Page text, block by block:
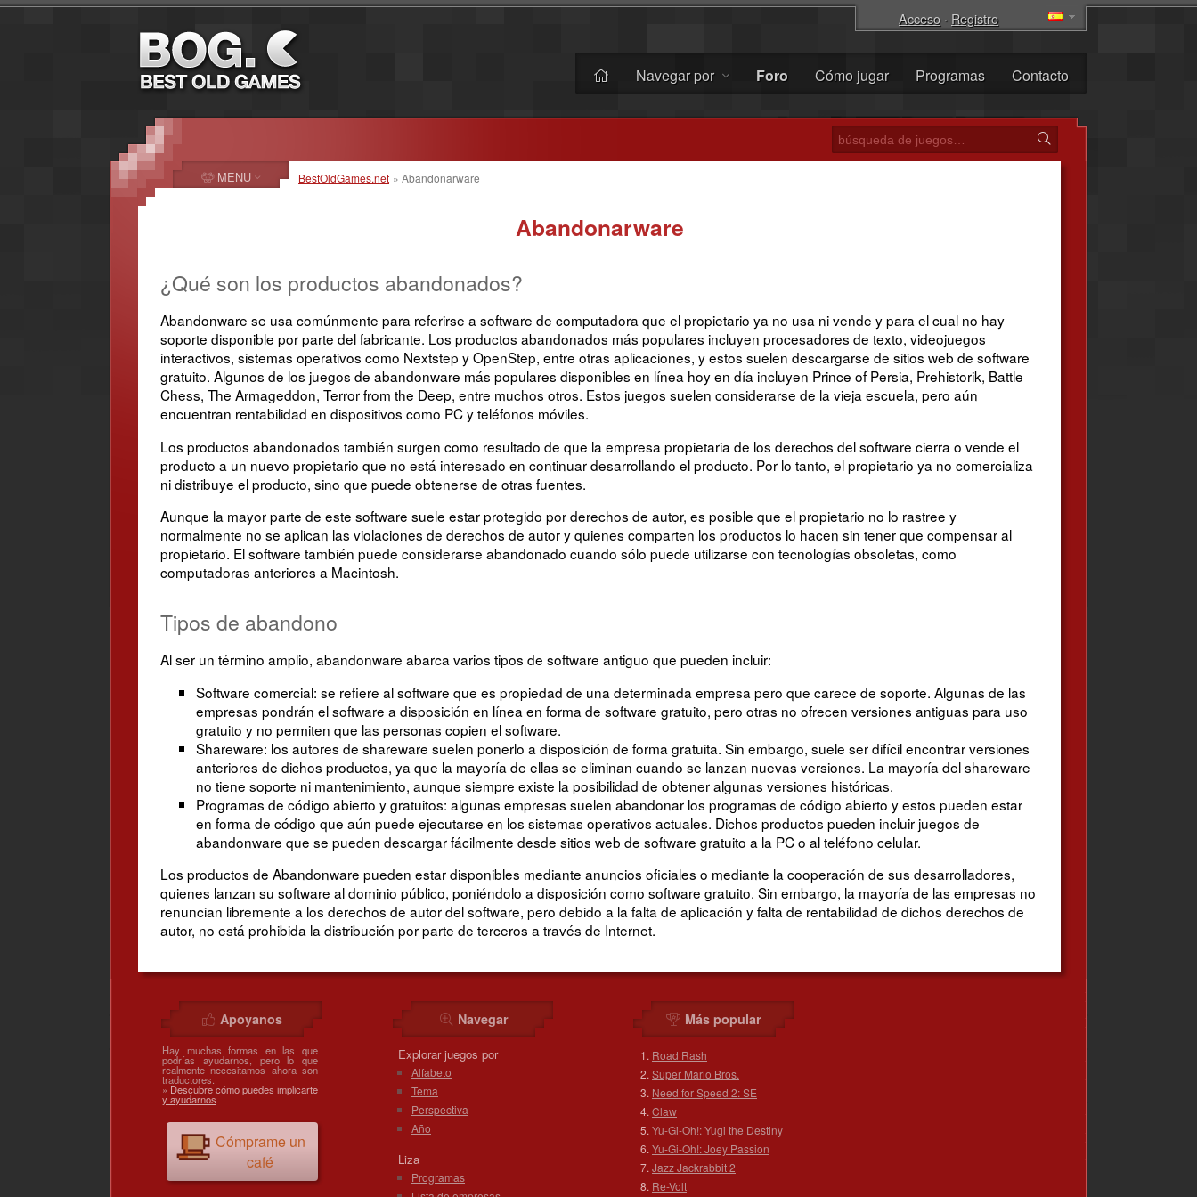
Acceso· Registro
Navegar por Foro Cómo jugar Programas Contacto
BestOldGames.net » Abandonarware
Abandonarware
¿Qué son los productos abandonados?
Abandonware se usa comúnmente para referirse a software de computadora que el propietario ya no usa ni vende y para el cual no hay
soporte disponible por parte del fabricante. Los productos abandonados más populares incluyen procesadores de texto, videojuegos
interactivos, sistemas operativos como Nextstep y OpenStep, entre otras aplicaciones, y estos suelen descargarse de sitios web de software
gratuito. Algunos de los juegos de abandonware más populares disponibles en línea hoy en día incluyen Prince of Persia, Prehistorik, Battle
Chess, The Armageddon, Terror from the Deep, entre muchos otros. Estos juegos suelen considerarse de la vieja escuela, pero aún
encuentran rentabilidad en dispositivos como PC y teléfonos móviles.
Los productos abandonados también surgen como resultado de que la empresa propietaria de los derechos del software cierra o vende el
producto a un nuevo propietario que no está interesado en continuar desarrollando el producto. Por lo tanto, el propietario ya no comercializa
ni distribuye el producto, sino que puede obtenerse de otras fuentes.
Aunque la mayor parte de este software suele estar protegido por derechos de autor, es posible que el propietario no lo rastree y
normalmente no se aplican las violaciones de derechos de autor y quienes comparten los productos lo hacen sin tener que compensar al
propietario. El software también puede considerarse abandonado cuando sólo puede utilizarse con tecnologías obsoletas, como
computadoras anteriores a Macintosh.
Tipos de abandono
Al ser un término amplio, abandonware abarca varios tipos de software antiguo que pueden incluir:
Software comercial: se refiere al software que es propiedad de una determinada empresa pero que carece de soporte. Algunas de las
empresas pondrán el software a disposición en línea en forma de software gratuito, pero otras no ofrecen versiones antiguas para uso
gratuito y no permiten que las personas copien el software.
Shareware: los autores de shareware suelen ponerlo a disposición de forma gratuita. Sin embargo, suele ser difícil encontrar versiones
anteriores de dichos productos, ya que la mayoría de ellas se eliminan cuando se lanzan nuevas versiones. La mayoría del shareware
no tiene soporte ni mantenimiento, aunque siempre existe la posibilidad de obtener algunas versiones históricas.
Programas de código abierto y gratuitos: algunas empresas suelen abandonar los programas de código abierto y estos pueden estar
en forma de código que aún puede ejecutarse en los sistemas operativos actuales. Dichos productos pueden incluir juegos de
abandonware que se pueden descargar fácilmente desde sitios web de software gratuito a la PC o al teléfono celular.
Los productos de Abandonware pueden estar disponibles mediante anuncios oficiales o mediante la cooperación de sus desarrolladores,
quienes lanzan su software al dominio público, poniéndolo a disposición como software gratuito. Sin embargo, la mayoría de las empresas no
renuncian libremente a los derechos de autor del software, pero debido a la falta de aplicación y falta de rentabilidad de dichos derechos de
autor, no está prohibida la distribución por parte de terceros a través de Internet.
MENU
Apoyanos
Hay muchas formas en las que
podrías ayudarnos, pero lo que
realmente necesitamos ahora son
traductores.
»Descubre cómo puedes implicarte
y ayudarnos
Cómprame un
café
Navegar
Explorar juegos por
Alfabeto
Tema
Perspectiva
Año
Liza
Programas
Más popular
Road Rash
Super Mario Bros.
Need for Speed 2: SE
Claw
Yu-Gi-Oh!: Yugi the Destiny
Yu-Gi-Oh!: Joey Passion
Jazz Jackrabbit 2
Re-Volt